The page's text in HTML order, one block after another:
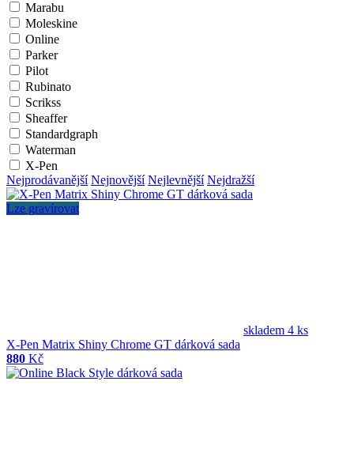
Marabu
Moleskine
Online
Parker
Pilot
Rubinato
Scrikss
Sheaffer
Standardgraph
Waterman
X-Pen
Nejprodávanější Nejnovější Nejlevnější Nejdražší
Lze gravírovat
skladem 4 ks
X-Pen Matrix Shiny Chrome GT dárková sada
880 Kč